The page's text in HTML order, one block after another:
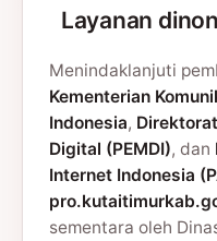
Layanan
Menindaklanjuti
Kementerian
Indonesia,
Digital (PEMDI), dan
Internet Indonesia
sementara oleh